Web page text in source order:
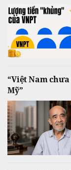
“Việt Nam
Mỹ”